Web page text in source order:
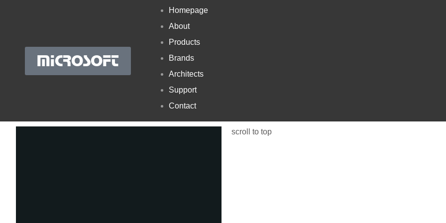
MICROSOFT
Homepage
About
Products
Brands
Architects
Support
Contact
scroll to top